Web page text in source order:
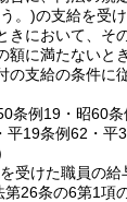
。)の支給を受
きにおいて、そ
額に満たないと
の支給の条件に
条例19・昭60条
平19条例62・平
受けた職員の給
第26条の6第1項